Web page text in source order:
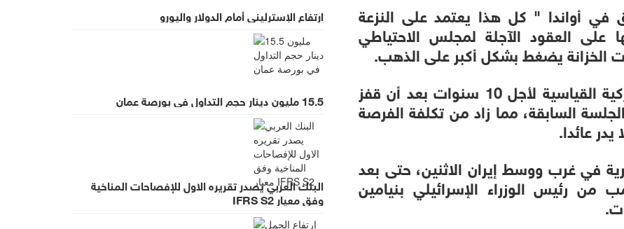
في أواندا " كل هذا يعتمد على النزعة
العقود الآجلة لمجلس الاحتياطي
الخزانة يضغط بشكل أكبر على الذهب.
وارتفع العائد على سندات الخزانة الأميركية القياسية لأجل 10 سنوات بعد أن قفز
السابقة، مما زاد من تكلفة الفرصة
عائدا.
في غرب ووسط إيران الاثنين، حتى بعد
من رئيس الوزراء الإسرائيلي بنيامين
ارتفاع الإسترليني أمام الدولار واليورو
15.5 مليون دينار حجم التداول في بورصة عمان
البنك العربي يصدر تقريره الاول للإفصاحات المناخية
وفق معيار IFRS S2